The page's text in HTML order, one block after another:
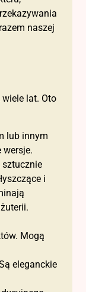
naszej
lat. Oto
lub innym
wersje.
sztucznie
i
Mogą
eleganckie